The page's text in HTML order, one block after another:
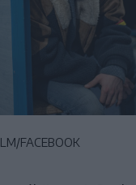
FACEBOOK